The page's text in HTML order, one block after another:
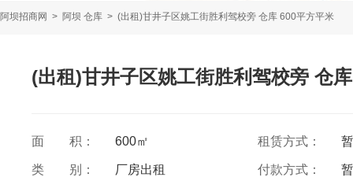
阿坝招商网 > 阿坝 仓库 > (出租)甘井子区姚工街胜利驾校旁 仓库 600平方平米
(出租)甘井子区姚工街胜利驾校旁 仓
面 积： 600㎡ 租赁方式：
类 别： 厂房出租 付款方式：